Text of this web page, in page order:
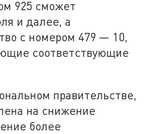
925 сможет
и далее, а
с номером 479 — 10,
соответствующие
правительстве,
на снижение
более